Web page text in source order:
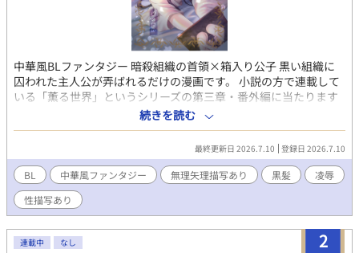
中華風BLファンタジー 暗殺組織の首領×箱入り公子 黒い組織に
囚われた主人公が弄ばれるだけの漫画です。 小説の方で連載して
いる「薫る世界」というシリーズの第三章・番外編に当たります
が、 致してるだけの漫画なので特に本編を知らなくてもただの
R18漫画としてお読みいただけます。 ◆「薫る世界」 本編
https://www.alphapolis.co.jp/novel/766761643/526054538
続きを読む
最終更新日 2026.7.10 登録日 2026.7.10
BL 中華風ファンタジー 無理矢理描写あり 黒髪
凌辱
性描写あり
2
連載中 なし